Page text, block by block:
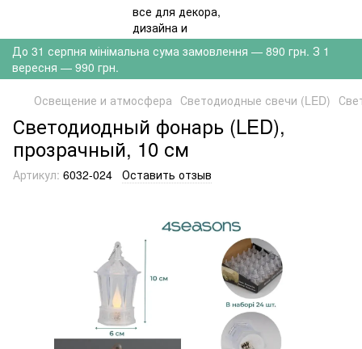
До 31 серпня мінімальна сума замовлення — 890 грн. З 1
вересня — 990 грн.
Освещение и атмосфера Светодиодные свечи (LED)
Светодиодный фонарь (LED),
прозрачный, 10 см
Артикул: 6032-024 Оставить отзыв